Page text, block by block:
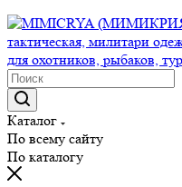
Каталог
По всему сайту
По каталогу